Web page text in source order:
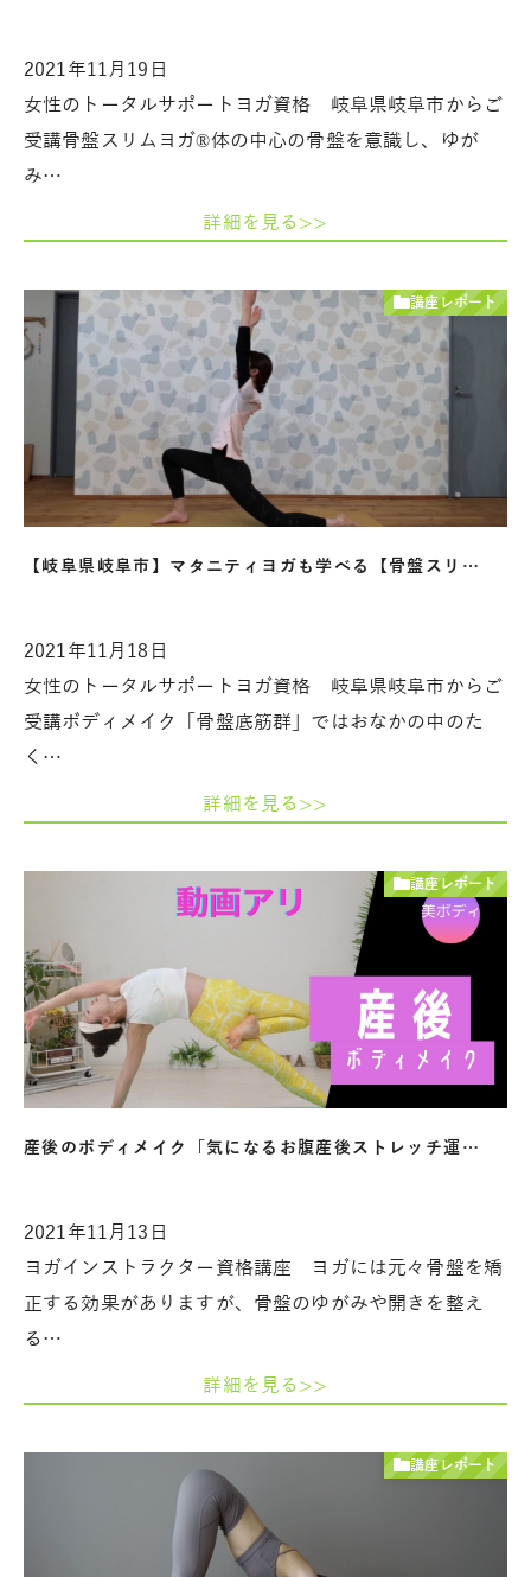
2021年11月19日
女性のトータルサポートヨガ資格 岐阜県岐阜市からご
受講骨盤スリムヨガ®体の中心の骨盤を意識し、ゆが
み…
詳細を見る>>
講座レポート
【岐阜県岐阜市】マタニティヨガも学べる【骨盤スリ…
2021年11月18日
女性のトータルサポートヨガ資格 岐阜県岐阜市からご
受講ボディメイク「骨盤底筋群」ではおなかの中のた
く…
詳細を見る>>
講座レポート
産後のボディメイク「気になるお腹産後ストレッチ運…
2021年11月13日
ヨガインストラクター資格講座 ヨガには元々骨盤を矯
正する効果がありますが、骨盤のゆがみや開きを整え
る…
詳細を見る>>
講座レポート